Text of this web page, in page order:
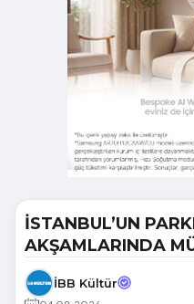
İSTANBUL’UN
AKŞAMLARINDA
İBB Kültür